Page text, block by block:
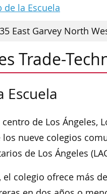
de la Escuela
East Garvey North
Trade-
Escuela
de Los Ángeles,
los nueve colegios
de Los Ángeles
el colegio ofrece más